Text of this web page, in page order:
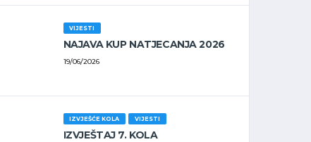
VIJESTI
NAJAVA KUP NATJECANJA 2026
19/06/2026
IZVJEŠĆE KOLA VIJESTI
IZVJEŠTAJ 7. KOLA